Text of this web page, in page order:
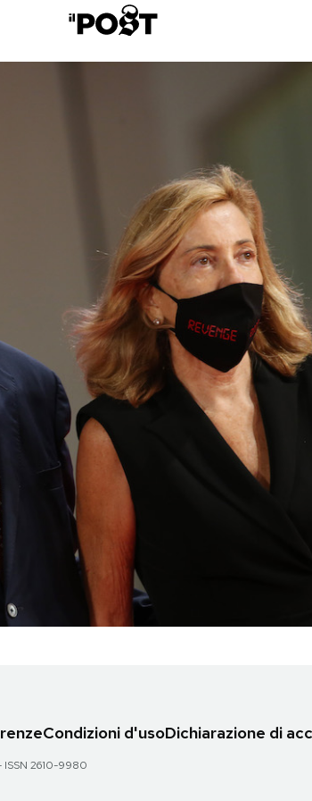
Condizioni d'usoDichiarazione di
2610-9980